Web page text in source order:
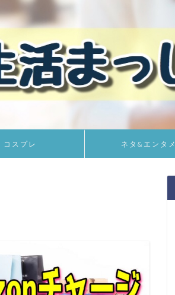
コスプレ ネタ&エンタメ